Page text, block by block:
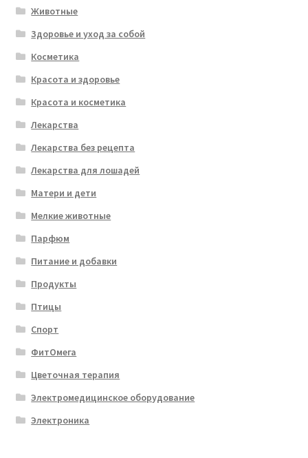
Животные
Здоровье и уход за собой
Косметика
Красота и здоровье
Красота и косметика
Лекарства
Лекарства без рецепта
Лекарства для лошадей
Матери и дети
Мелкие животные
Парфюм
Питание и добавки
Продукты
Птицы
Спорт
ФитОмега
Цветочная терапия
Электромедицинское оборудование
Электроника